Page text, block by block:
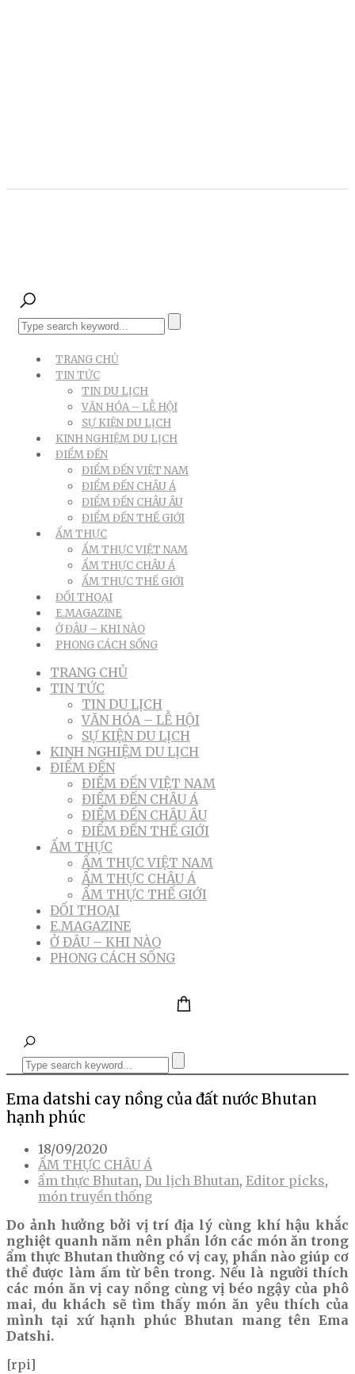
TRANG CHỦ
TIN TỨC
TIN DU LỊCH
VĂN HÓA – LỄ HỘI
SỰ KIỆN DU LỊCH
KINH NGHIỆM DU LỊCH
ĐIỂM ĐẾN
ĐIỂM ĐẾN VIỆT NAM
ĐIỂM ĐẾN CHÂU Á
ĐIỂM ĐẾN CHÂU ÂU
ĐIỂM ĐẾN THẾ GIỚI
ẨM THỰC
ẨM THỰC VIỆT NAM
ẨM THỰC CHÂU Á
ẨM THỰC THẾ GIỚI
ĐỐI THOẠI
E.MAGAZINE
Ở ĐÂU – KHI NÀO
PHONG CÁCH SỐNG
TRANG CHỦ
TIN TỨC
TIN DU LỊCH
VĂN HÓA – LỄ HỘI
SỰ KIỆN DU LỊCH
KINH NGHIỆM DU LỊCH
ĐIỂM ĐẾN
ĐIỂM ĐẾN VIỆT NAM
ĐIỂM ĐẾN CHÂU Á
ĐIỂM ĐẾN CHÂU ÂU
ĐIỂM ĐẾN THẾ GIỚI
ẨM THỰC
ẨM THỰC VIỆT NAM
ẨM THỰC CHÂU Á
ẨM THỰC THẾ GIỚI
ĐỐI THOẠI
E.MAGAZINE
Ở ĐÂU – KHI NÀO
PHONG CÁCH SỐNG
Ema datshi cay nồng của đất nước Bhutan
hạnh phúc
18/09/2020
ẨM THỰC CHÂU Á
ẩm thực Bhutan, Du lịch Bhutan, Editor picks,
món truyền thống
Do ảnh hưởng bởi vị trí địa lý cùng khí hậu khắc
nghiệt quanh năm nên phần lớn các món ăn trong
ẩm thực Bhutan thường có vị cay, phần nào giúp cơ
thể được làm ấm từ bên trong. Nếu là người thích
các món ăn vị cay nồng cùng vị béo ngậy của phô
mai, du khách sẽ tìm thấy món ăn yêu thích của
mình tại xứ hạnh phúc Bhutan mang tên Ema
Datshi.
[rpi]